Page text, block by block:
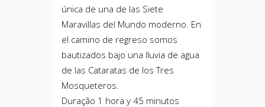
única de una de las Siete
Maravillas del Mundo moderno. En
el camino de regreso somos
bautizados bajo una lluvia de agua
de las Cataratas de los Tres
Mosqueteros.
Duração 1 hora y 45 minutos